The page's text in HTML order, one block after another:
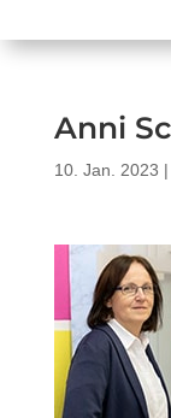
Anni
10. Jan. 2023 |